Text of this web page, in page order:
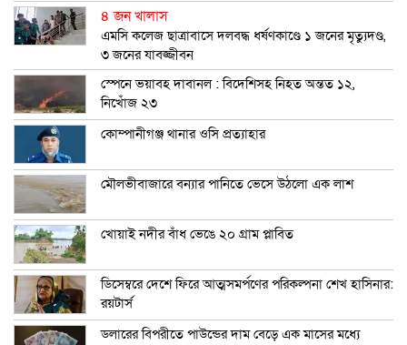
৪ জন খালাস
এমসি কলেজ ছাত্রাবাসে দলবদ্ধ ধর্ষণকাণ্ডে ১ জনের মৃত্যুদণ্ড,
৩ জনের যাবজ্জীবন
স্পেনে ভয়াবহ দাবানল : বিদেশিসহ নিহত অন্তত ১২,
নিখোঁজ ২৩
কোম্পানীগঞ্জ থানার ওসি প্রত্যাহার
মৌলভীবাজারে বন্যার পানিতে ভেসে উঠলো এক লাশ
খোয়াই নদীর বাঁধ ভেঙে ২০ গ্রাম প্লাবিত
ডিসেম্বরে দেশে ফিরে আত্মসমর্পণের পরিকল্পনা শেখ হাসিনার:
রয়টার্স
ডলারের বিপরীতে পাউন্ডের দাম বেড়ে এক মাসের মধ্যে